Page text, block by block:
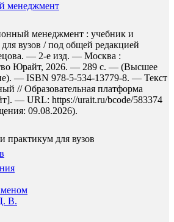
менеджмент
менеджмент : учебник и
вузов / под общей редакцией
— 2-е изд. — Москва :
Юрайт, 2026. — 289 с. — (Высшее
— ISBN 978-5-534-13779-8. — Текст
// Образовательная платформа
— URL: https://urait.ru/bcode/583374
09.08.2026).
практикум для вузов
В.